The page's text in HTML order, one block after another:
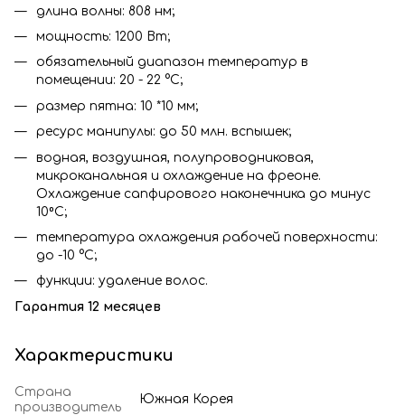
длина волны: 808 нм;
мощность: 1200 Вт;
обязательный диапазон температур в
помещении: 20 - 22 °С;
размер пятна: 10 *10 мм;
ресурс манипулы: до 50 млн. вспышек;
водная, воздушная, полупроводниковая,
микроканальная и охлаждение на фреоне.
Охлаждение сапфирового наконечника до минус
10⁰С;
температура охлаждения рабочей поверхности:
до -10 °С;
функции: удаление волос.
Гарантия 12 месяцев
Характеристики
Страна
производитель
Южная Корея